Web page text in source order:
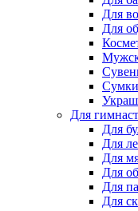
Для
Для
Для
Для
Для
Для
Для
Для
Для